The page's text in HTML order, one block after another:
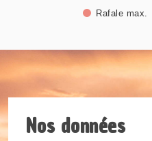
Rafale max.
Nos données